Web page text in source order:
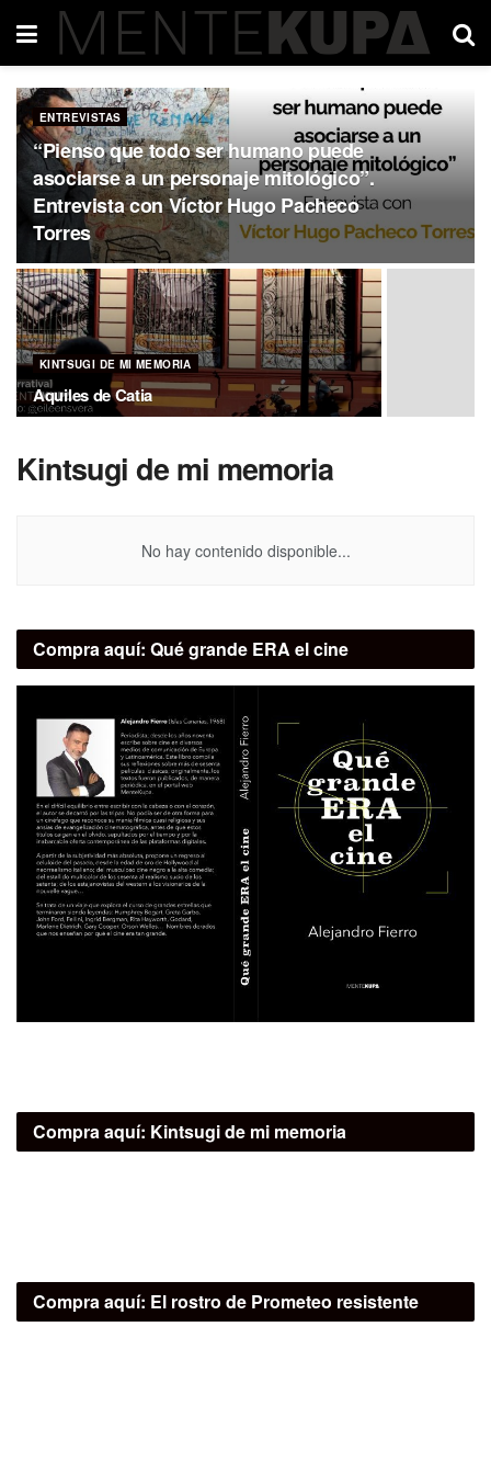
ENTREVISTAS
“Pienso que todo ser humano puede
asociarse a un personaje mitológico”.
Entrevista con Víctor Hugo Pacheco
Torres
KINTSUGI DE MI MEMORIA
Aquiles de Catia
Kintsugi de mi memoria
No hay contenido disponible...
Compra aquí: Qué grande ERA el cine
Compra aquí: Kintsugi de mi memoria
Compra aquí: El rostro de Prometeo resistente